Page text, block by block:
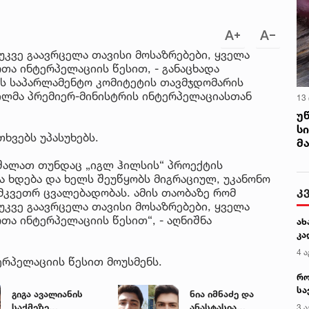
გაავრცელა თავისი მოსაზრებები, ყველა
ინტერპელაციის წესით, - განაცხადა
საპარლამენტო კომიტეტის თავმჯდომარის
პრემიერ-მინისტრის ინტერპელაციასთან
უპასუხებს.
თუნდაც „იგლ ჰილსის“ პროექტის
ხდება და ხელს შეუწყობს მიგრაციულ, უკანონო
ცვალებადობას. ამის თაობაზე რომ
გაავრცელა თავისი მოსაზრებები, ყველა
ინტერპელაციის წესით“, - აღნიშნა
წესით მოუსმენს.
გიგა ავალიანის
ნია იმნაძე და
13